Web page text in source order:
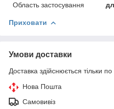
Область застосування
Приховати
Умови доставки
Доставка здійснюється тільки
Нова Пошта
Самовивіз